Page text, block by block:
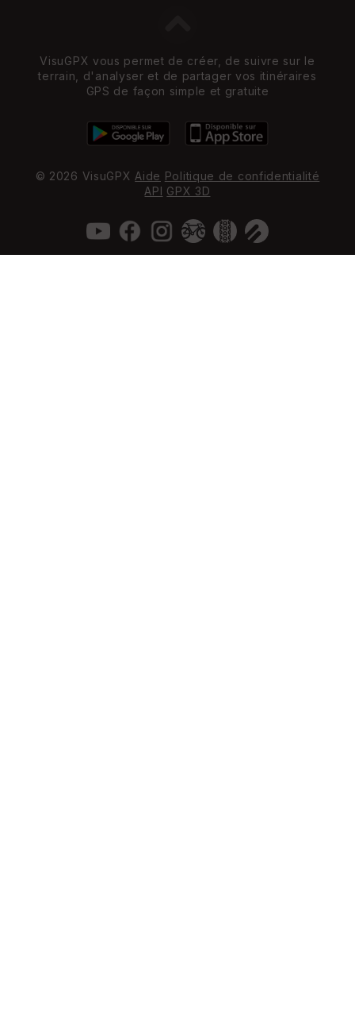
VisuGPX vous permet de créer, de suivre sur le
terrain, d'analyser et de partager vos itinéraires
GPS de façon simple et gratuite
© 2026 VisuGPX Aide Politique de confidentialité
API GPX 3D